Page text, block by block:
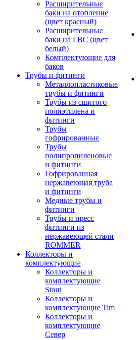
Расширительные
баки на отопление
(цвет красный)
Расширительные
баки на ГВС (цвет
белый)
Комплектующие для
баков
Трубы и фитинги
Металлопластиковые
трубы и фитинги
Трубы из сшитого
полиэтилена и
фитинги
Трубы
гофрированные
Трубы
полипропиленовые
и фитинги
Гофрированная
нержавеющая труба
и фитинги
Медные трубы и
фитинги
Трубы и пресс
фитинги из
нержавеющей стали
ROMMER
Коллекторы и
комплектующие
Коллекторы и
комплектующие
Stout
Коллекторы и
комплектующие Tim
Коллекторы и
комплектующие
Север